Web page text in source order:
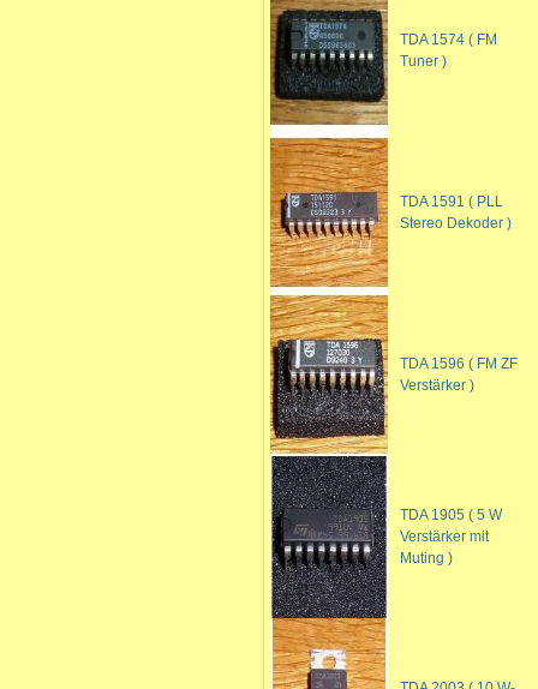
TDA 1574 ( FM
Tuner )
TDA 1591 ( PLL
Stereo Dekoder )
TDA 1596 ( FM ZF
Verstärker )
TDA 1905 ( 5 W
Verstärker mit
Muting )